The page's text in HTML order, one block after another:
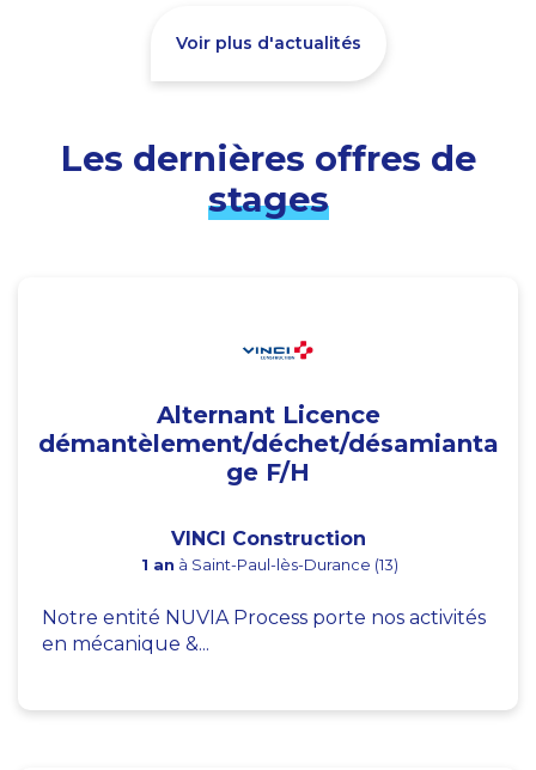
Voir plus d'actualités
Les dernières offres de
stages
Alternant Licence
démantèlement/déchet/désamianta
ge F/H
VINCI Construction
1 an à Saint-Paul-lès-Durance (13)
Notre entité NUVIA Process porte nos activités
en mécanique &...